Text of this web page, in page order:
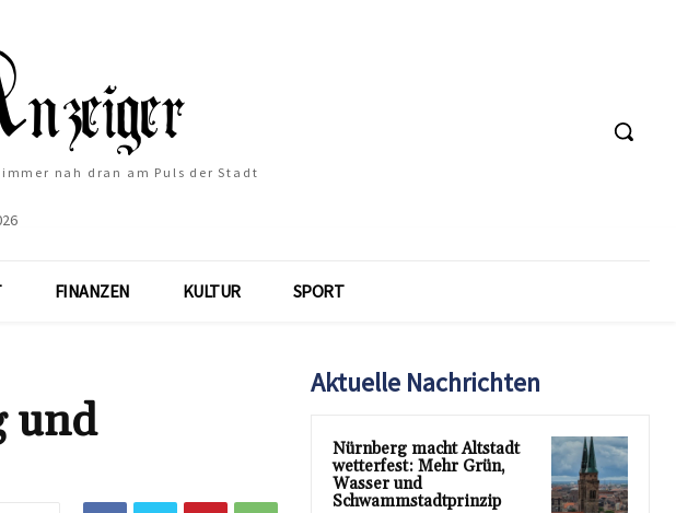
nah dran am Puls der Stadt
FINANZEN KULTUR SPORT
und
Aktuelle Nachrichten
Nürnberg macht Altstadt
wetterfest: Mehr Grün,
Wasser und
Schwammstadtprinzip